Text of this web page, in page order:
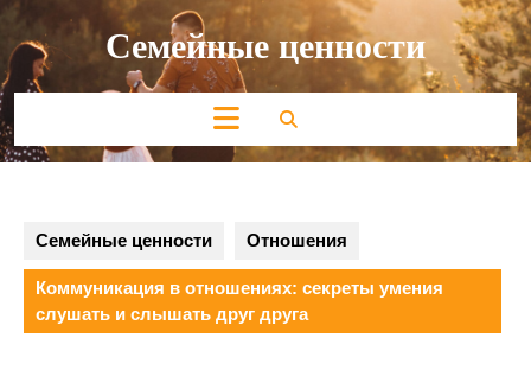
Перейти
содержимому Семейные ценности
Кнопка
Открыть
Семейные ценности Отношения
Коммуникация в отношениях: секреты умения
слушать и слышать друг друга